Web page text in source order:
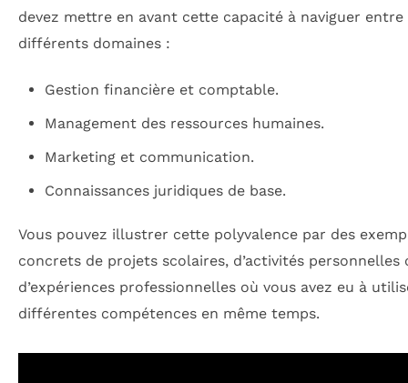
devez mettre en avant cette capacité à naviguer entre
différents domaines :
Gestion financière et comptable.
Management des ressources humaines.
Marketing et communication.
Connaissances juridiques de base.
Vous pouvez illustrer cette polyvalence par des
concrets de projets scolaires, d’activités personnelles
d’expériences professionnelles où vous avez eu à
différentes compétences en même temps.